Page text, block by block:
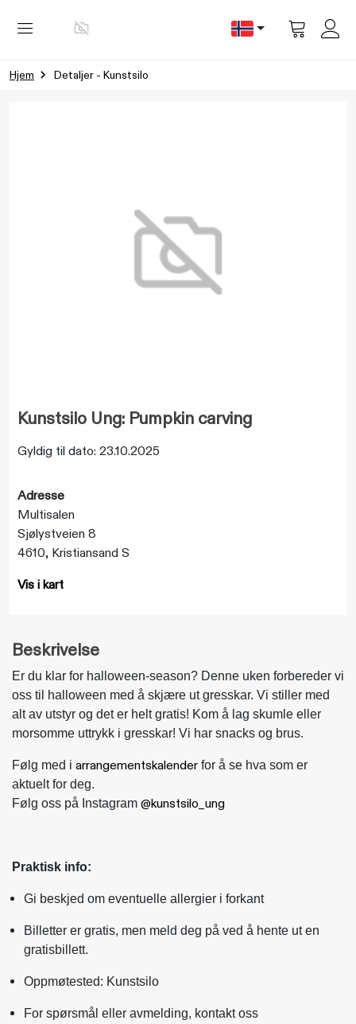
Hjem Detaljer - Kunstsilo
Kunstsilo Ung: Pumpkin carving
Gyldig til dato: 23.10.2025
Adresse
Multisalen
Sjølystveien 8
4610, Kristiansand S
Vis i kart
Beskrivelse
Er du klar for halloween-season? Denne uken forbereder vi
oss til halloween med å skjære ut gresskar. Vi stiller med
alt av utstyr og det er helt gratis! Kom å lag skumle eller
morsomme uttrykk i gresskar! Vi har snacks og brus.
Følg med i arrangementskalender for å se hva som er
aktuelt for deg.
Følg oss på Instagram @kunstsilo_ung
Praktisk info:
Gi beskjed om eventuelle allergier i forkant
Billetter er gratis, men meld deg på ved å hente ut en
gratisbillett.
Oppmøtested: Kunstsilo
For spørsmål eller avmelding, kontakt oss